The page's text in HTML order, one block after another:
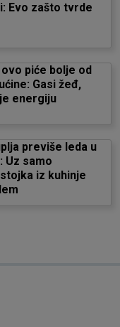
Evo zašto tvrde
piće bolje od
Gasi žeđ,
energiju
previše leda u
Uz samo
iz kuhinje